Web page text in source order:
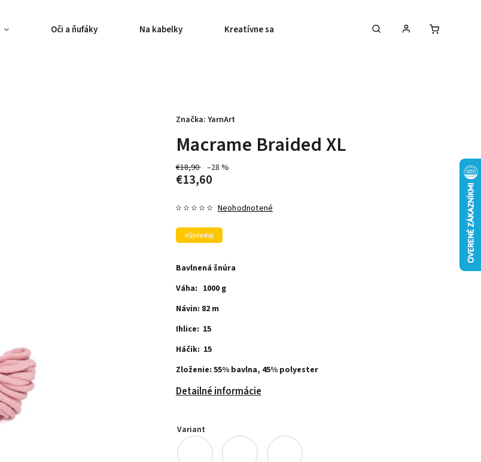
Oči a ňufáky Na kabelky Kreatívne sady Vyšívanie
Macrame Braided XL
€18,90 –28 %
€13,60
Výpredaj
Neohodnotené
Bavlnená šnúra
Váha: 1000 g
Návin: 82 m
Ihlice: 15
Háčik: 15
Zloženie: 55% bavlna, 45% polyester
Detailné informácie
Značka: YarnArt
Variant